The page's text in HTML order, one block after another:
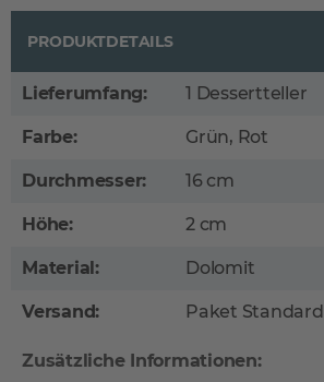
PRODUKTDETAILS
Lieferumfang: 1 Dessertteller
Farbe: Grün, Rot
Durchmesser: 16 cm
Höhe: 2 cm
Material: Dolomit
Versand: Paket Standard
Zusätzliche Informationen: